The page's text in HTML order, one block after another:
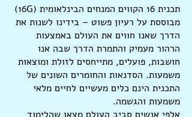
תכנית 16 הקווים המנחים הבינלאומית (16G)
מבוססת על רעיון פשוט – בידינו לשנות את
הדרך שאנו חווים את העולם באמצעות
הרהור מעמיק והתמרת הדרך שבה אנו
חושבות, פועלים, מתייחסים לזולת ומוצאות
משמעות. הסדנאות והחומרים השונים של
התכנית הינם כלים מעשיים לחיים מלאי
משמעות והגשמה.